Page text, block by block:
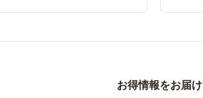
お得情報をお届け